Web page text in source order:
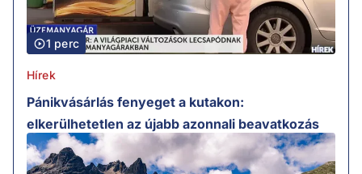
1 perc
Hírek
Pánikvásárlás fenyeget a kutakon:
elkerülhetetlen az újabb azonnali beavatkozás